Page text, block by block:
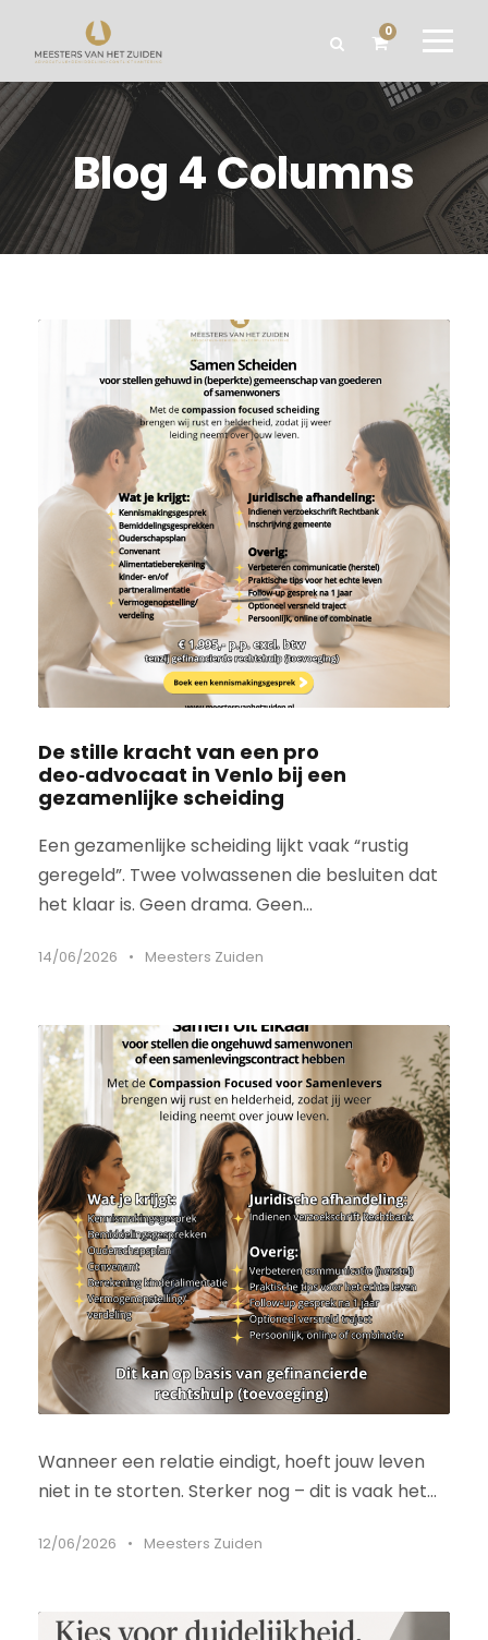
0
Blog 4 Columns
De stille kracht van een pro
deo‑advocaat in Venlo bij een
gezamenlijke scheiding
Een gezamenlijke scheiding lijkt vaak “rustig
geregeld”. Twee volwassenen die besluiten dat
het klaar is. Geen drama. Geen...
14/06/2026 • Meesters Zuiden
Wanneer een relatie eindigt, hoeft jouw leven
niet in te storten. Sterker nog – dit is vaak het...
12/06/2026 • Meesters Zuiden